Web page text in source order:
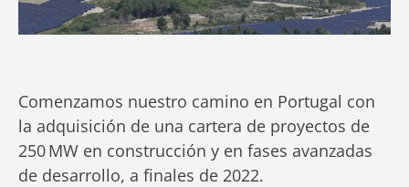
Comenzamos nuestro camino en Portugal con
la adquisición de una cartera de proyectos de
250 MW en construcción y en fases avanzadas
de desarrollo, a finales de 2022.